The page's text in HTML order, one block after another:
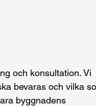
och konsultation. Vi
bevaras och vilka
byggnadens